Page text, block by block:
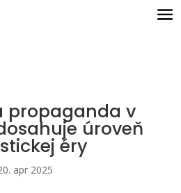
propaganda v
úroveň
éry
apr 2025